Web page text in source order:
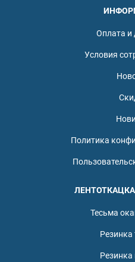
Оплата и
Условия
Политика
Тесьма
Резинка
Резинка